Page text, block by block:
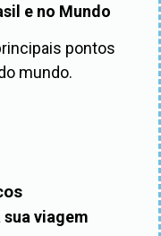
e no Mundo
pontos
mundo.
sua viagem